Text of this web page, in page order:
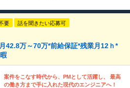
要 話を聞きたい応募可
42.8万～70万*前給保証*残業月12ｈ*
案件をこなす時代から、PMとして活躍し、 最高
の働き方まで手に入れた現代のエンジニアへ！